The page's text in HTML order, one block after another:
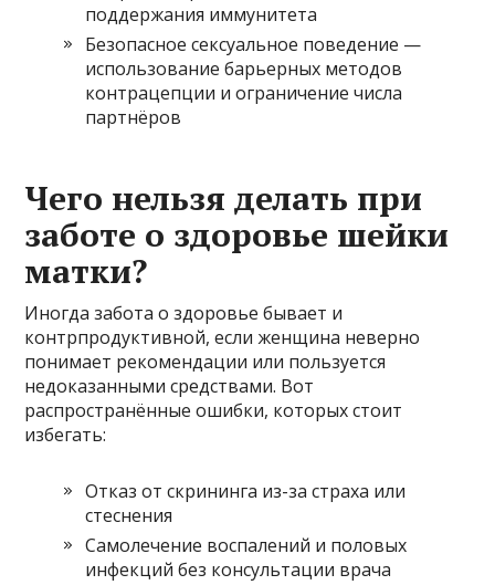
поддержания иммунитета
Безопасное сексуальное поведение —
использование барьерных методов
контрацепции и ограничение числа
партнёров
Чего нельзя делать при
заботе о здоровье шейки
матки?
Иногда забота о здоровье бывает и
контрпродуктивной, если женщина неверно
понимает рекомендации или пользуется
недоказанными средствами. Вот
распространённые ошибки, которых стоит
избегать:
Отказ от скрининга из-за страха или
стеснения
Самолечение воспалений и половых
инфекций без консультации врача